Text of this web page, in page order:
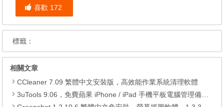
喜歡 172
標籤：
相關文章
CCleaner 7.09 繁體中文安裝版，高效能作業系統清理軟體
3uTools 9.06，免費蘋果 iPhone / iPad 手機平板電腦管理備份還原軟體